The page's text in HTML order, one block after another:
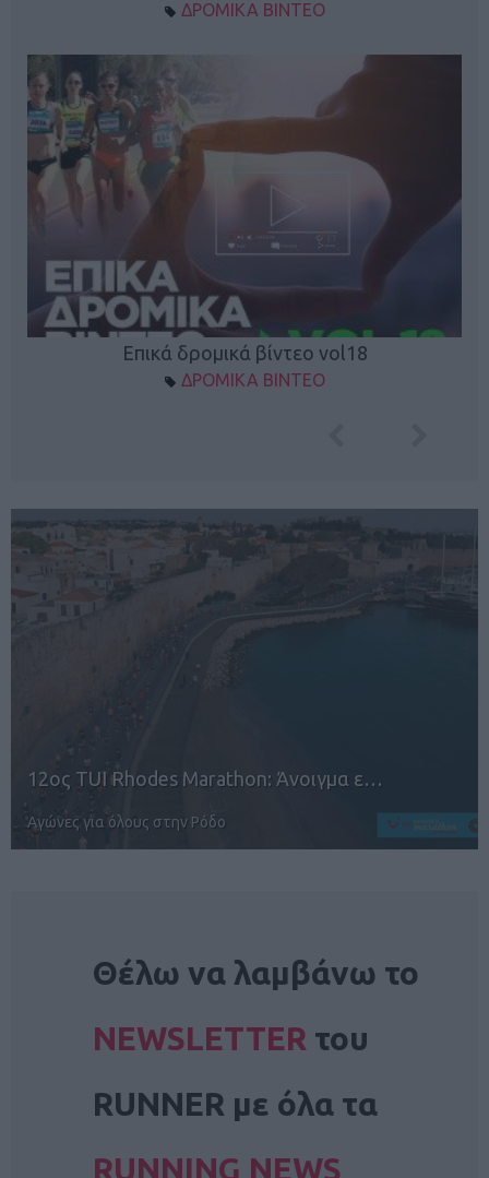
ΔΡΟΜΙΚΑ ΒΙΝΤΕΟ
Επικά δρομικά βίντεο vol18
ΔΡΟΜΙΚΑ ΒΙΝΤΕΟ
7ο Open Door Run: Άνοιγμα εγγραφών
Διασκεδάζουμε τρέχοντας στην Αργυρούπολη
Θέλω να λαμβάνω το
NEWSLETTER του
RUNNER με όλα τα
RUNNING NEWS